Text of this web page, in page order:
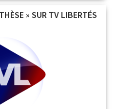
» SUR TV LIBERTÉS